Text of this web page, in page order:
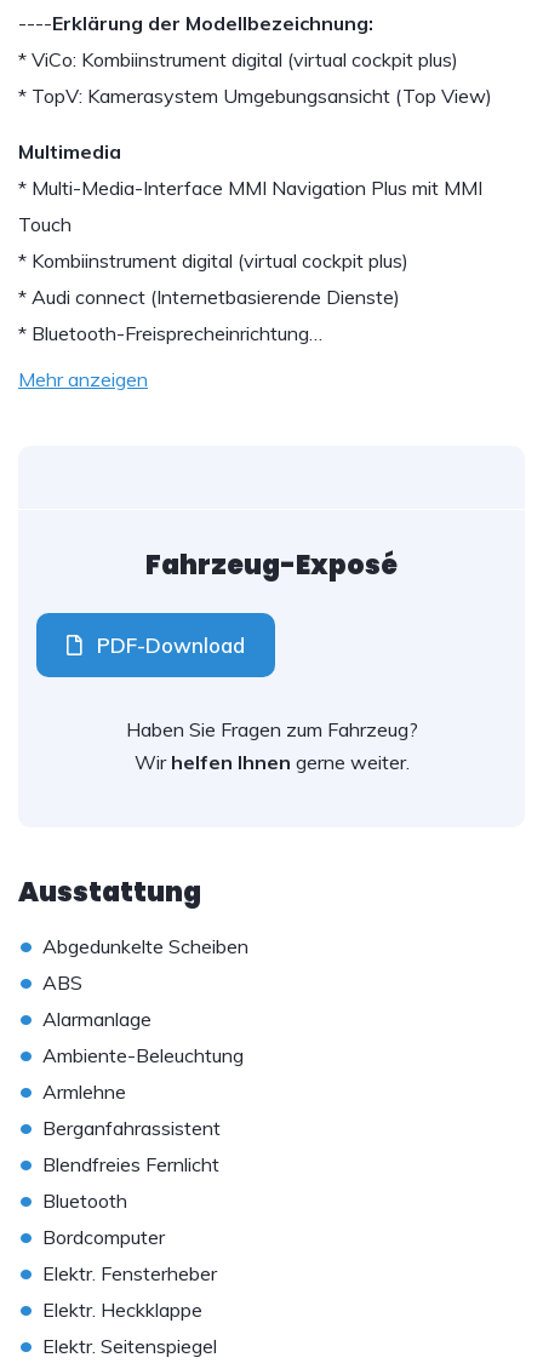
----Erklärung der Modellbezeichnung:
* ViCo: Kombiinstrument digital (virtual cockpit plus)
* TopV: Kamerasystem Umgebungsansicht (Top View)
Multimedia
* Multi-Media-Interface MMI Navigation Plus mit MMI
Touch
* Kombiinstrument digital (virtual cockpit plus)
* Audi connect (Internetbasierende Dienste)
* Bluetooth-Freisprecheinrichtung…
Mehr anzeigen
Fahrzeug-Exposé
PDF-Download
Haben Sie Fragen zum Fahrzeug?
Wir helfen Ihnen gerne weiter.
Ausstattung
• Abgedunkelte Scheiben
• ABS
• Alarmanlage
• Ambiente-Beleuchtung
• Armlehne
• Berganfahrassistent
• Blendfreies Fernlicht
• Bluetooth
• Bordcomputer
• Elektr. Fensterheber
• Elektr. Heckklappe
• Elektr. Seitenspiegel